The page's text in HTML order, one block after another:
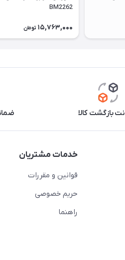
BM2262
15,763,000 تومان
بازگشت کالا
خدمات مشتریان
قوانین و مقررات
حریم خصوصی
راهنما